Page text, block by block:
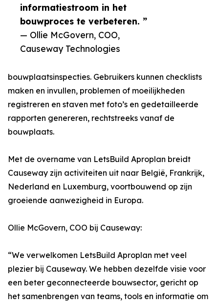
informatiestroom in het
bouwproces te verbeteren. ”
— Ollie McGovern, COO,
Causeway Technologies
bouwplaatsinspecties. Gebruikers kunnen checklists
maken en invullen, problemen of moeilijkheden
registreren en staven met foto’s en gedetailleerde
rapporten genereren, rechtstreeks vanaf de
bouwplaats.
Met de overname van LetsBuild Aproplan breidt
Causeway zijn activiteiten uit naar België, Frankrijk,
Nederland en Luxemburg, voortbouwend op zijn
groeiende aanwezigheid in Europa.
Ollie McGovern, COO bij Causeway:
“We verwelkomen LetsBuild Aproplan met veel
plezier bij Causeway. We hebben dezelfde visie voor
een beter geconnecteerde bouwsector, gericht op
het samenbrengen van teams, tools en informatie om